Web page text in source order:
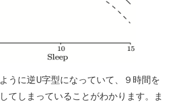
うに逆U字型になっていて、９時間を
てしまっていることがわかります。ま